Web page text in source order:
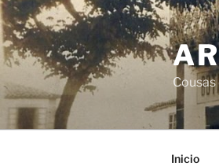
Ir
o
contido
Inicio